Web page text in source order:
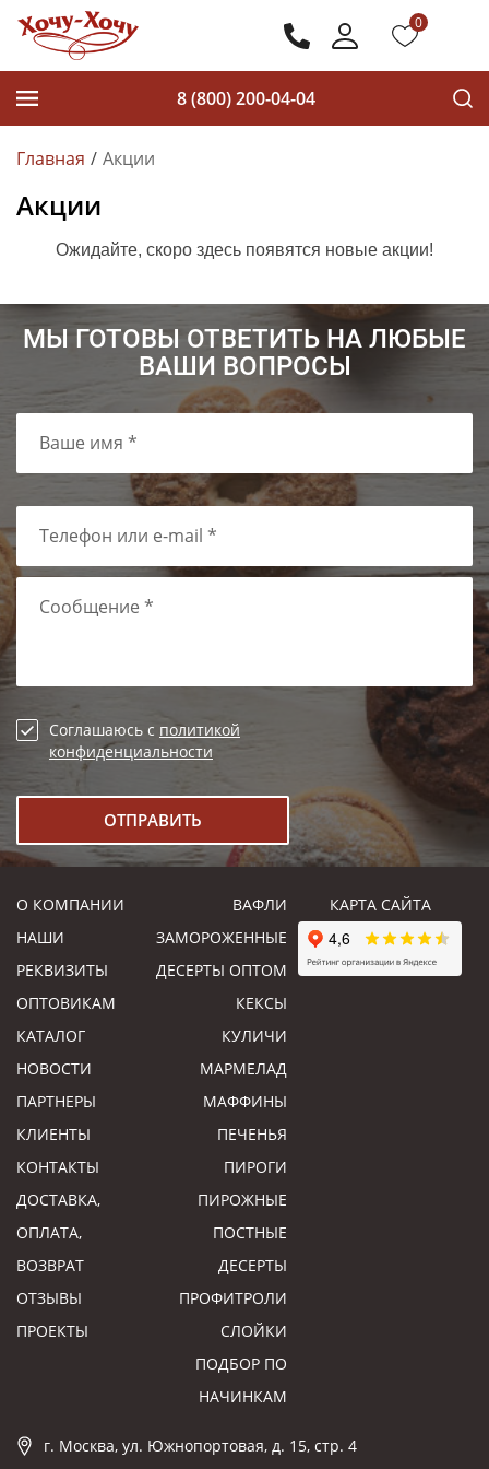
0
8 (800) 200-04-04
Главная Акции
Акции
Ожидайте, скоро здесь появятся новые акции!
МЫ ГОТОВЫ ОТВЕТИТЬ НА ЛЮБЫЕ
ВАШИ ВОПРОСЫ
Ваше имя *
Телефон или e-mail *
Сообщение *
Соглашаюсь с политикой
конфиденциальности
О КОМПАНИИ
НАШИ
РЕКВИЗИТЫ
ОПТОВИКАМ
КАТАЛОГ
НОВОСТИ
ПАРТНЕРЫ
КЛИЕНТЫ
КОНТАКТЫ
ДОСТАВКА,
ОПЛАТА,
ВОЗВРАТ
ОТЗЫВЫ
ПРОЕКТЫ
ВАФЛИ
ЗАМОРОЖЕННЫЕ
ДЕСЕРТЫ ОПТОМ
КЕКСЫ
КУЛИЧИ
МАРМЕЛАД
МАФФИНЫ
ПЕЧЕНЬЯ
ПИРОГИ
ПИРОЖНЫЕ
ПОСТНЫЕ
ДЕСЕРТЫ
ПРОФИТРОЛИ
СЛОЙКИ
ПОДБОР ПО
НАЧИНКАМ
КАРТА САЙТА
г. Москва, ул. Южнопортовая, д. 15, стр. 4